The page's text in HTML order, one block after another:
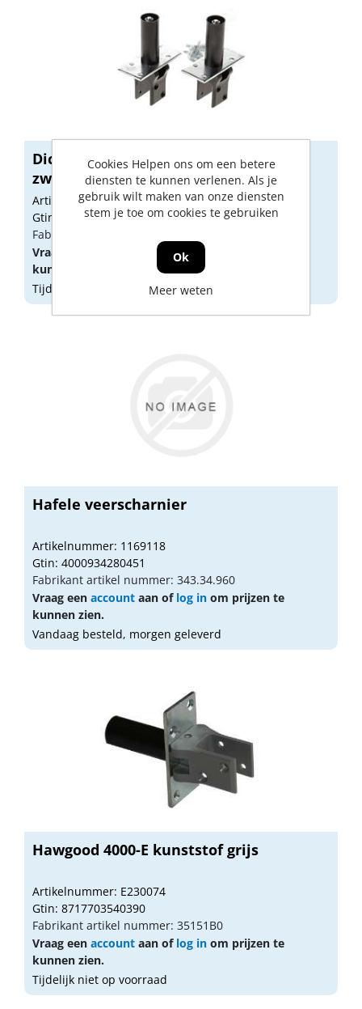
Dictator Hawgood 4000-E kunststof
zwart
Artikelnummer: 1197786
Gtin: 8717703542554
Fabrikant artikel nummer: 35151z0
Vraag een
aan oflog in
kunnen zien.
Tijdelijk niet op voorraad
Hafele veerscharnier
Artikelnummer: 1169118
Gtin: 4000934280451
Fabrikant artikel nummer: 343.34.960
Vraag een account aan of log in om prijzen te
kunnen zien.
Vandaag besteld, morgen geleverd
Hawgood 4000-E kunststof grijs
Artikelnummer: E230074
Gtin: 8717703540390
Fabrikant artikel nummer: 35151B0
Vraag een account aan of log in om prijzen te
kunnen zien.
Tijdelijk niet op voorraad
Cookies Helpen ons om een betere
diensten te kunnen verlenen. Als je
gebruik wilt maken van onze diensten
stem je toe om cookies te gebruiken
Ok
Meer weten